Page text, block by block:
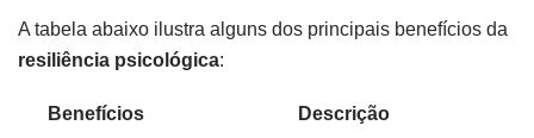
A tabela abaixo ilustra alguns dos principais benefícios da
resiliência psicológica:
Benefícios Descrição